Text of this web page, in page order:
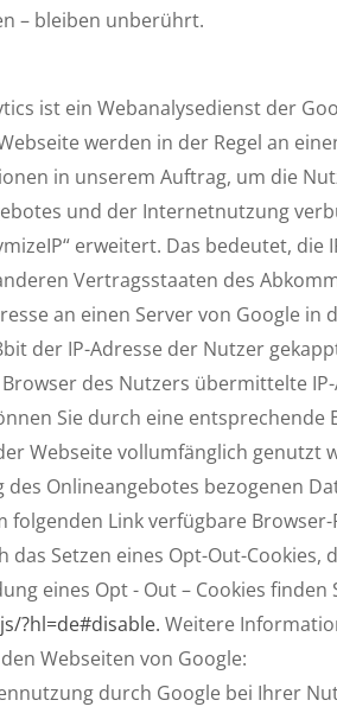
– bleiben unberührt.
ist ein Web­analyse­dienst der
werden in der Regel an
in unserem Auftrag, um die
und der Internetnutzung
erweitert. Das bedeutet, die
Vertragsstaaten des
an einen Server von Google
der IP-Adresse der Nutzer
des Nutzers übermittelte
Sie durch eine entsprechende
Webseite vollumfänglich genutzt
Onlineangebotes bezogenen
Link verfügbare
das Setzen eines Opt-Out-
eines Opt - Out – Cookies finden
?hl=de#disable. Weitere
Webseiten von Google:
durch Google bei Ihrer